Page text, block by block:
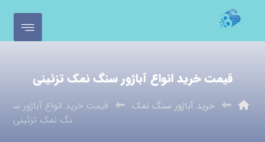
قیمت خرید انواع آباژور سنگ نمک تزئینی
خرید آباژور سنگ نمک
قیمت خرید انواع آباژور س
نگ نمک تزئینی